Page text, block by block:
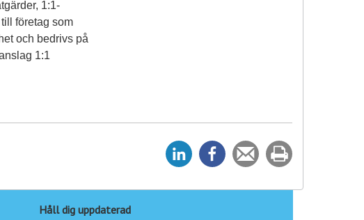
1:1-
företag som
och bedrivs på
1:1
e
e
Tipsa
en
ut
Håll dig uppdaterad